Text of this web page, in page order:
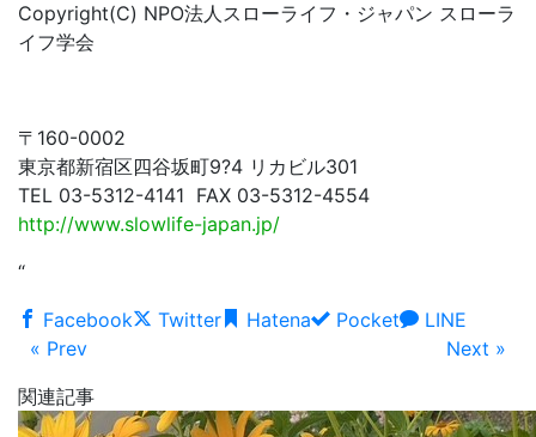
Copyright(C) NPO法人スローライフ・ジャパン スローラ
イフ学会
〒160-0002
東京都新宿区四谷坂町9?4 リカビル301
TEL 03-5312-4141 FAX 03-5312-4554
http://www.slowlife-japan.jp/
“
Facebook
Twitter Hatena Pocket
LINE
« Prev
Next »
関連記事